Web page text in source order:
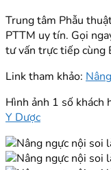
Trung tâm Phẫu
PTTM uy tín. Gọi
tư vấn trực tiếp cùng
Link tham khảo:
Hình ảnh 1 số khách
Y Dược